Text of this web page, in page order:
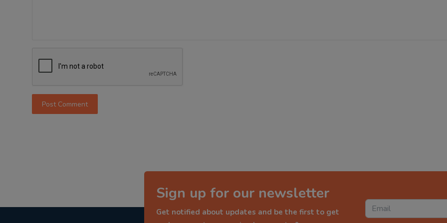
Post Comment
Sign up for our newsletter
Get notified about updates and be the first to get